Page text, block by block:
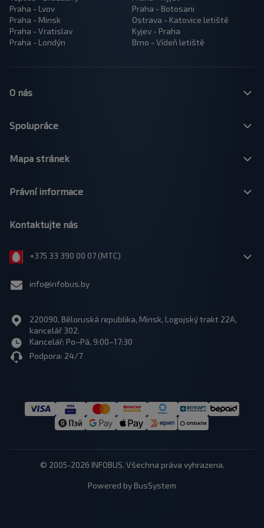
Praha - Lvov
Praha - Minsk
Praha - Vratislav
Praha - Londýn
Praha - Botosani
Ostrava - Katovice letiště
Kyjev - Praha
Brno - Vídeň letiště
O nás
Spolupráce
Mapa stránek
Právní informace
Kontaktujte nás
+375 33 390 00 07 (МТС)
info@infobus.by
220090, Běloruská republika, Minsk, Logojský trakt 22A,
kancelář 302.
Kancelář: Po–Pá, 9:00–17:30
Podpora: 24/7
© 2005-2026 INFOBUS. Všechna práva vyhrazena.
Powered by BusSystem